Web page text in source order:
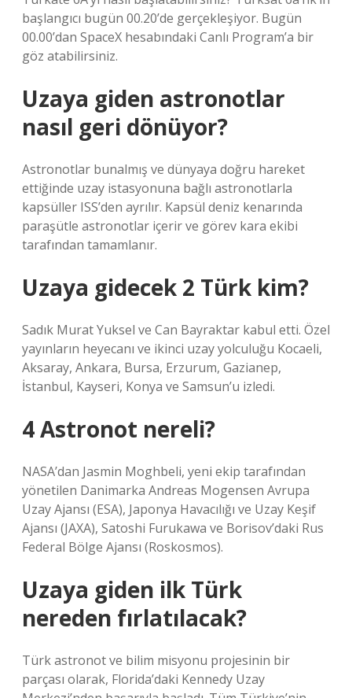
başlangıcı bugün 00.20’de gerçekleşiyor. Bugün
00.00’dan SpaceX hesabındaki Canlı Program’a bir
göz atabilirsiniz.
Uzaya giden astronotlar
nasıl geri dönüyor?
Astronotlar bunalmış ve dünyaya doğru hareket
ettiğinde uzay istasyonuna bağlı astronotlarla
kapsüller ISS’den ayrılır. Kapsül deniz kenarında
paraşütle astronotlar içerir ve görev kara ekibi
tarafından tamamlanır.
Uzaya gidecek 2 Türk kim?
Sadık Murat Yuksel ve Can Bayraktar kabul etti. Özel
yayınların heyecanı ve ikinci uzay yolculuğu Kocaeli,
Aksaray, Ankara, Bursa, Erzurum, Gazianep,
İstanbul, Kayseri, Konya ve Samsun’u izledi.
4 Astronot nereli?
NASA’dan Jasmin Moghbeli, yeni ekip tarafından
yönetilen Danimarka Andreas Mogensen Avrupa
Uzay Ajansı (ESA), Japonya Havacılığı ve Uzay Keşif
Ajansı (JAXA), Satoshi Furukawa ve Borisov’daki Rus
Federal Bölge Ajansı (Roskosmos).
Uzaya giden ilk Türk
nereden fırlatılacak?
Türk astronot ve bilim misyonu projesinin bir
parçası olarak, Florida’daki Kennedy Uzay